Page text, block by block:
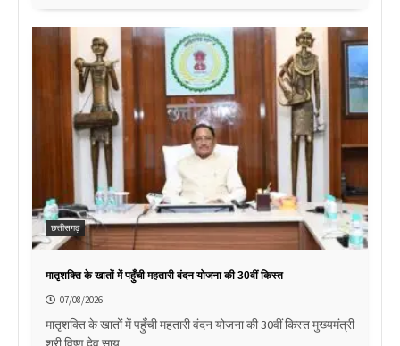
छत्तीसगढ़
मातृशक्ति के खातों में पहुँची महतारी वंदन योजना की 30वीं किस्त
07/08/2026
मातृशक्ति के खातों में पहुँची महतारी वंदन योजना की 30वीं किस्त मुख्यमंत्री